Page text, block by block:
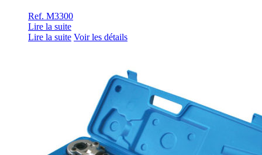
Ref. M3300
Lire la suite
Lire la suite Voir les détails